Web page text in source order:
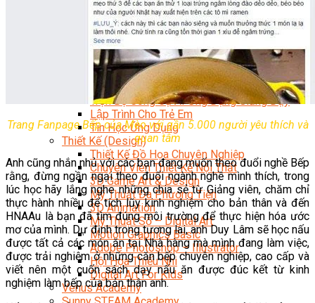
Data Visualization (Trực Quan Hóa Dữ Liệu)
Data System (Quản Trị Dữ Liệu)
Chuyên Viên Lập Trình (Full Stack)
Chuyên Viên Lập Trình Website (Full Stack)
Chuyên Viên Lập Trình Mobile (Full Stack)
Software Testing
Trọn Bộ Công Cụ AI Văn Phòng
Trọn Bộ Công Cụ AI Ứng Dụng Giảng Dạy
Lập Trình Cho Trẻ Em
Tin Học Ứng Dụng
Thiết Kế (Design)
Thiết Kế Đồ Họa Chuyên Nghiệp
Chuyên Viên Thiết Kế Nội Thất
3D Game Art & Design
Mỹ Thuật Đa Phương Tiện
3D Animation
Mỹ Thuật Số – Digital Art
Motion Graphics Basic
Adobe Photoshop – Illustrator
Hội Họa Thiếu Nhi
Digital Art For Kids
Venus Academy
Trang Fanpage Bếp của Mèo với gần 5.000 người yêu thích và
quan tâm
Anh cũng nhắn nhủ với các bạn đang muốn theo đuổi nghề Bếp
rằng, đừng ngần ngại theo đuổi ngành nghề mình thích, trong
lúc học hãy lắng nghe những chia sẻ từ Giảng viên, chăm chỉ
thực hành nhiều để tích lũy kinh nghiệm cho bản thân và đến
HNAAu là bạn đã tìm đúng môi trường để thực hiện hóa ước
mơ của mình. Dự định trong tương lai, anh Duy Lâm sẽ học nấu
được tất cả các món ăn tại Nhà hàng mà mình đang làm việc,
được trải nghiệm ở những căn bếp chuyên nghiệp, cao cấp và
viết nên một cuốn sách dạy nấu ăn được đúc kết từ kinh
nghiệm làm bếp của bản thân anh.